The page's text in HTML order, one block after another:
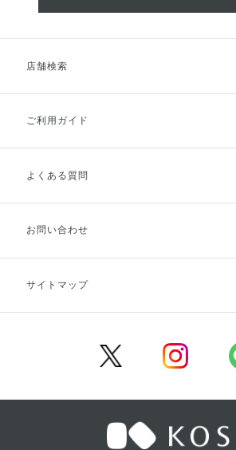
店舗検索
ご利用ガイド
ご利用ガイドトップ
お支払方法
キャンセル・返品・交換
よくある質問
お問い合わせ
サイトマップ